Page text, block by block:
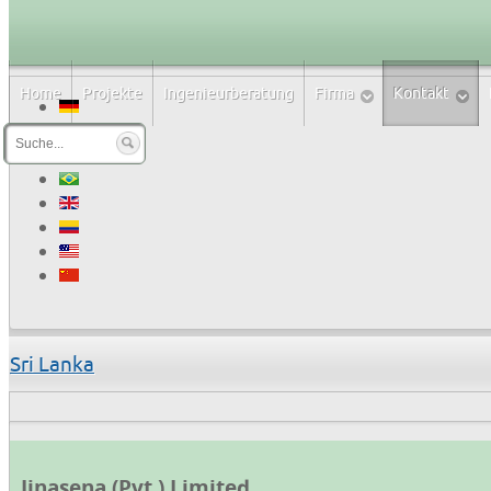
Home Projekte Ingenieurberatung Firma Kontakt
Sri Lanka